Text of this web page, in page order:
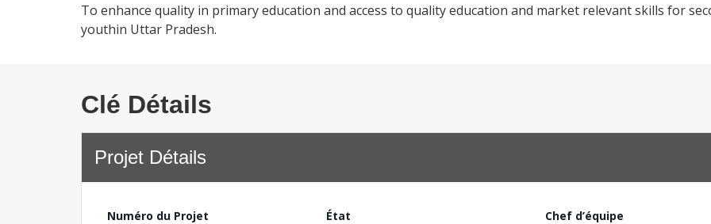
To enhance quality in primary education and access to quality education and market relevant skills for
youthin Uttar Pradesh.
Clé Détails
Projet Détails
Numéro du Projet
État
Chef d’équipe